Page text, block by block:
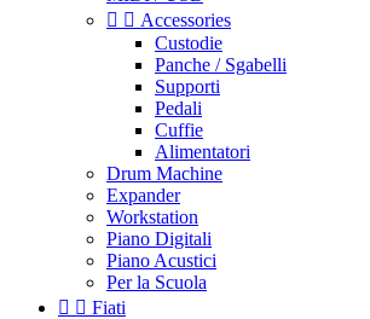
  Accessories
Custodie
Panche / Sgabelli
Supporti
Pedali
Cuffie
Alimentatori
Drum Machine
Expander
Workstation
Piano Digitali
Piano Acustici
Per la Scuola
  Fiati